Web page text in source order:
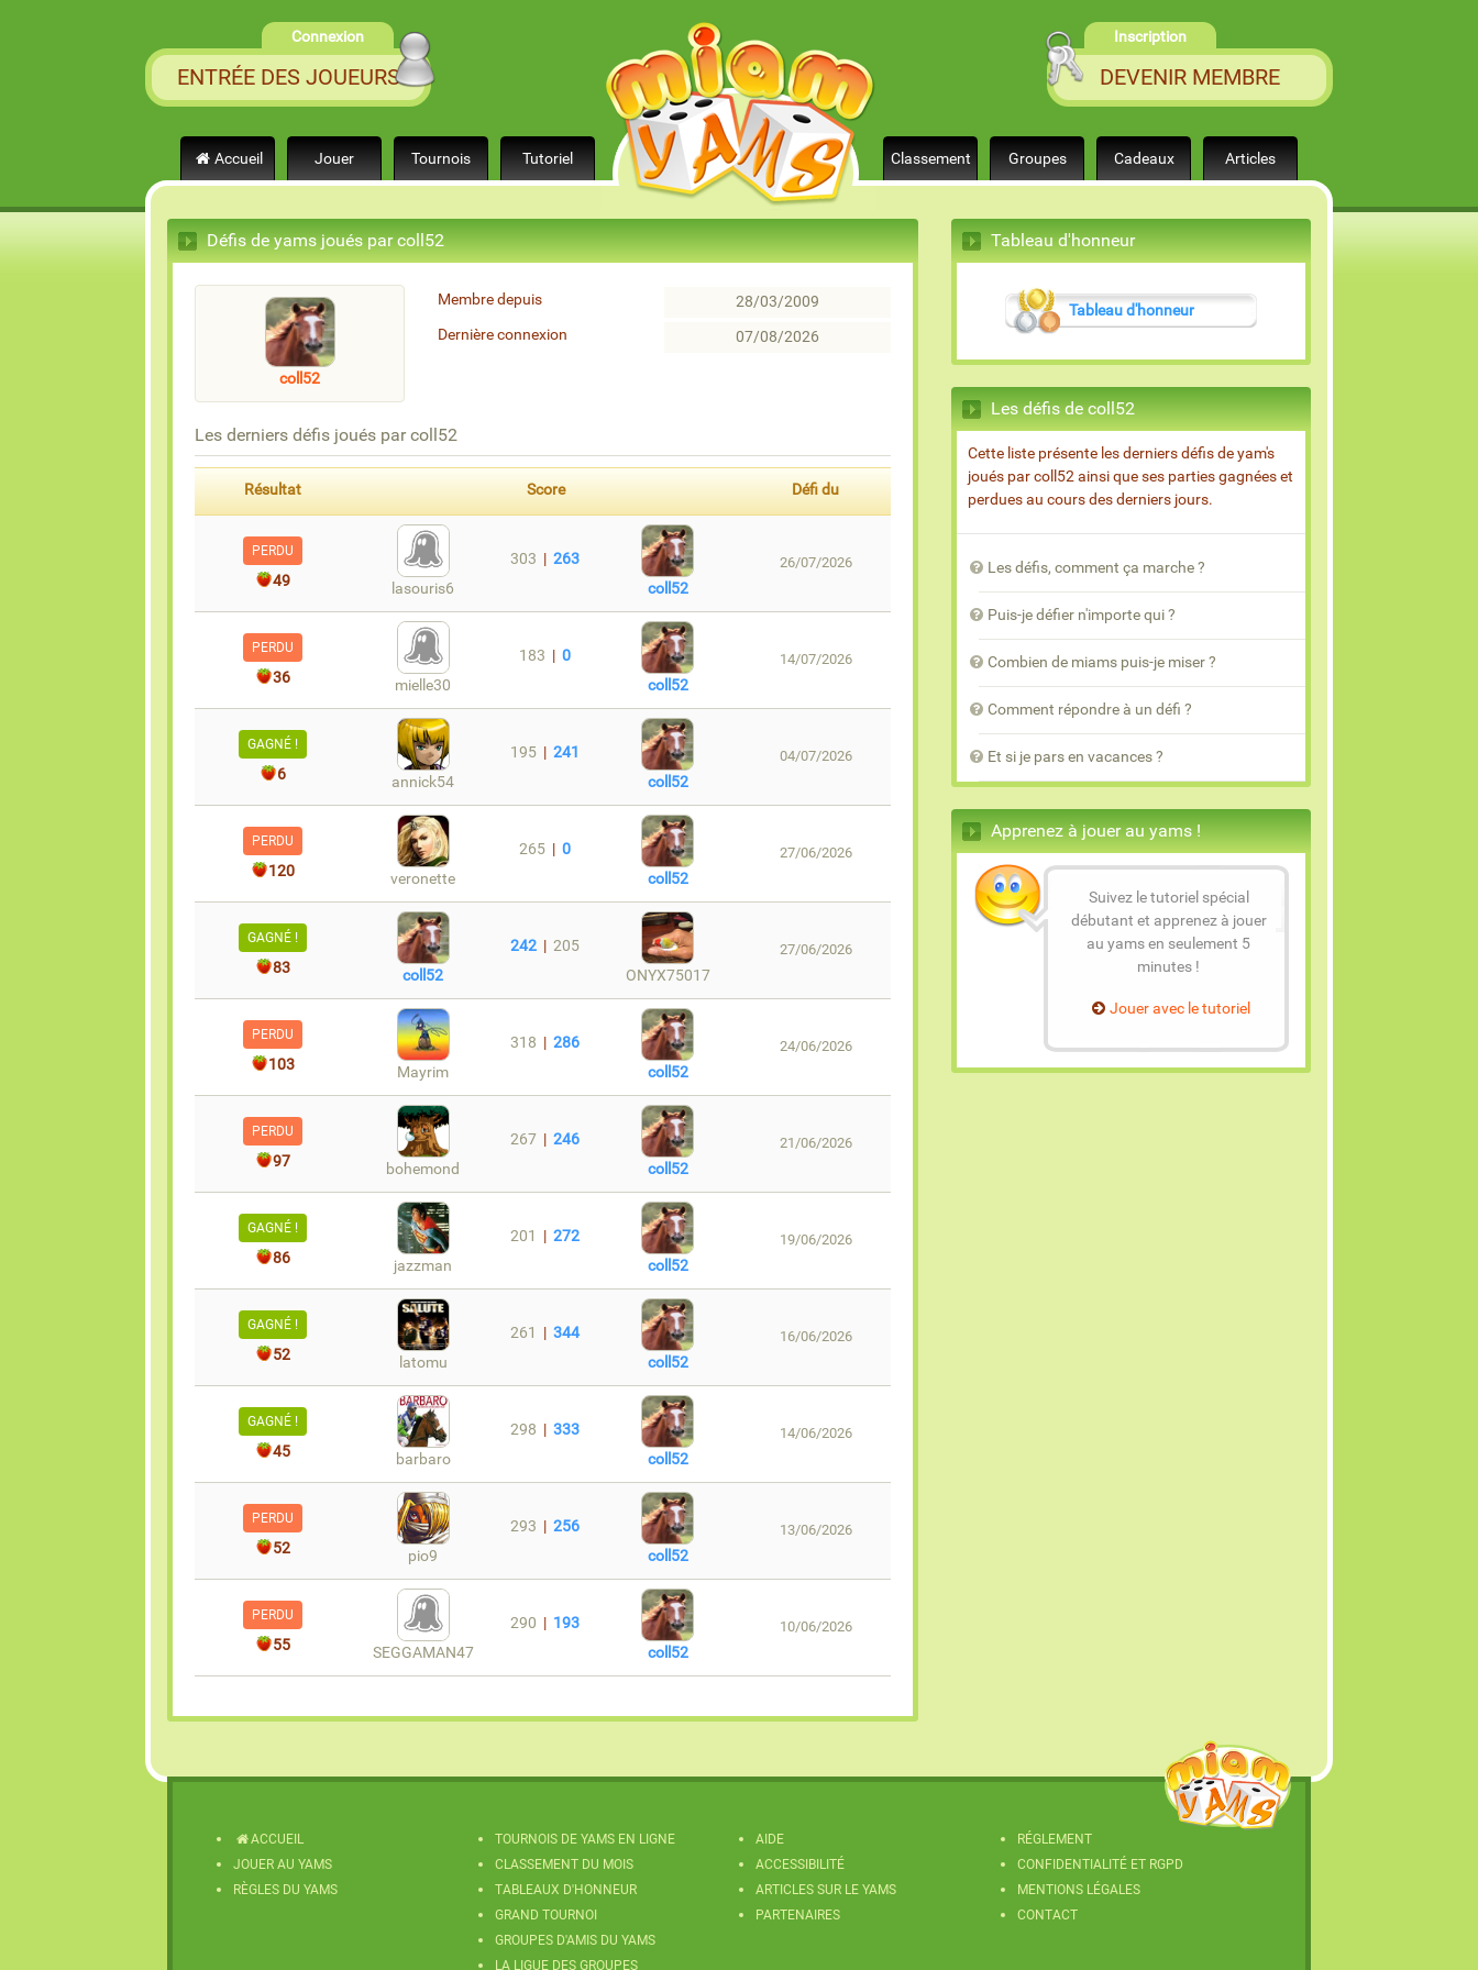
Connexion
ENTRÉE DES JOUEURS
Inscription
DEVENIR MEMBRE
Accueil Jouer Tournois Tutoriel Classement Groupes Cadeaux Articles
Défis de yams joués par coll52
coll52
Membre depuis
28/03/2009
Dernière connexion
07/08/2026
Les derniers défis joués par coll52
Résultat Score Défi du
PERDU
49 lasouris6
303 |263
coll52
26/07/2026
PERDU
36 mielle30
183 |0
coll52
14/07/2026
GAGNÉ !
6 annick54
195 |241
coll52
04/07/2026
PERDU
120 veronette
265 |0
coll52
27/06/2026
GAGNÉ !
83 coll52
242 |205
ONYX75017
27/06/2026
PERDU
103 Mayrim
318 |286
coll52
24/06/2026
PERDU
97 bohemond
267 |246
coll52
21/06/2026
GAGNÉ !
86 jazzman
201 |272
coll52
19/06/2026
GAGNÉ !
52 latomu
261 |344
coll52
16/06/2026
GAGNÉ !
45 barbaro
298 |333
coll52
14/06/2026
PERDU
52 pio9
293 |256
coll52
13/06/2026
PERDU
55 SEGGAMAN47
290 | 193
coll52
10/06/2026
Tableau d'honneur
Tableau d'honneur
Les défis de coll52
Cette liste présente les derniers défis de yam's
joués par coll52 ainsi que ses parties gagnées et
perdues au cours des derniers jours.
Les défis, comment ça marche ?
Puis-je défier n'importe qui ?
Combien de miams puis-je miser ?
Comment répondre à un défi ?
Et si je pars en vacances ?
Apprenez à jouer au yams !
Suivez le tutoriel spécial
débutant et apprenez à jouer
au yams en seulement 5
minutes !
Jouer avec le tutoriel
ACCUEIL
JOUER AU YAMS
RÈGLES DU YAMS
TOURNOIS DE YAMS EN LIGNE
CLASSEMENT DU MOIS
TABLEAUX D'HONNEUR
GRAND TOURNOI
GROUPES D'AMIS DU YAMS
LA LIGUE DES GROUPES
AIDE
ACCESSIBILITÉ
ARTICLES SUR LE YAMS
PARTENAIRES
RÉGLEMENT
CONFIDENTIALITÉ ET RGPD
MENTIONS LÉGALES
CONTACT